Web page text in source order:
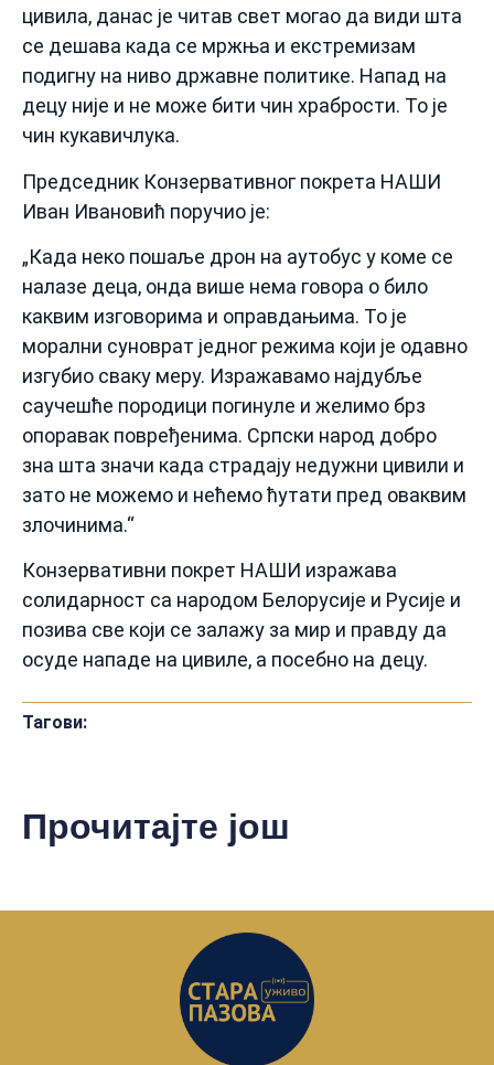
цивила, данас је читав свет могао да види шта
се дешава када се мржња и екстремизам
подигну на ниво државне политике. Напад на
децу није и не може бити чин храбрости. То је
чин кукавичлука.
Председник Конзервативног покрета НАШИ
Иван Ивановић поручио је:
„Када неко пошаље дрон на аутобус у коме се
налазе деца, онда више нема говора о било
каквим изговорима и оправдањима. То је
морални суноврат једног режима који је одавно
изгубио сваку меру. Изражавамо најдубље
саучешће породици погинуле и желимо брз
опоравак повређенима. Српски народ добро
зна шта значи када страдају недужни цивили и
зато не можемо и нећемо ћутати пред оваквим
злочинима.“
Конзервативни покрет НАШИ изражава
солидарност са народом Белорусије и Русије и
позива све који се залажу за мир и правду да
осуде нападе на цивиле, а посебно на децу.
Тагови:
Прочитајте још